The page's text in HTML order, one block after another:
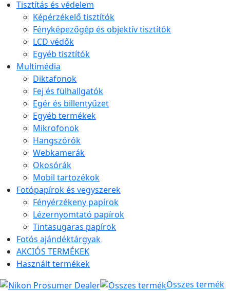
Tisztítás és védelem
Képérzékelő tisztítók
Fényképezőgép és objektív tisztítók
LCD védők
Egyéb tisztítók
Multimédia
Diktafonok
Fej és fülhallgatók
Egér és billentyűzet
Egyéb termékek
Mikrofonok
Hangszórók
Webkamerák
Okosórák
Mobil tartozékok
Fotópapírok és vegyszerek
Fényérzékeny papírok
Lézernyomtató papírok
Tintasugaras papírok
Fotós ajándéktárgyak
AKCIÓS TERMÉKEK
Használt termékek
Összes termék